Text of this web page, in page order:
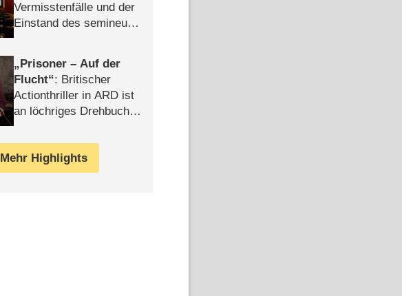
Vermisstenfälle und der
Einstand des semineuen
Prisoner – Auf der
Flucht : Britischer
Actionthriller in ARD ist
an löchriges Drehbuch
Mehr Highlights